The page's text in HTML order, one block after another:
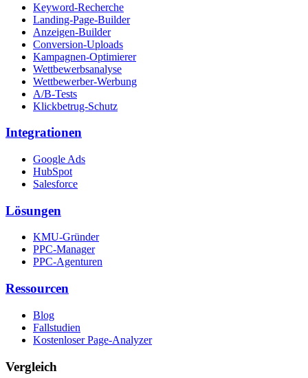
Keyword-Recherche
Landing-Page-Builder
Anzeigen-Builder
Conversion-Uploads
Kampagnen-Optimierer
Wettbewerbsanalyse
Wettbewerber-Werbung
A/B-Tests
Klickbetrug-Schutz
Integrationen
Google Ads
HubSpot
Salesforce
Lösungen
KMU-Gründer
PPC-Manager
PPC-Agenturen
Ressourcen
Blog
Fallstudien
Kostenloser Page-Analyzer
Vergleich